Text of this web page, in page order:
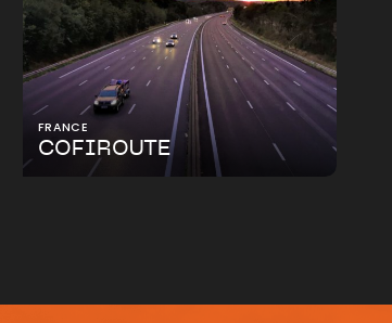
FRANCE
COFIROUTE